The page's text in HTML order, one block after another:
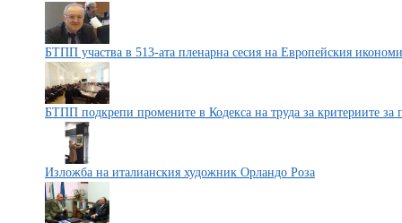
БТПП участва в 513-ата пленарна сесия на Европейския
БТПП подкрепи промените в Кодекса на труда за критериите за
Изложба на италианския художник Орландо Роза